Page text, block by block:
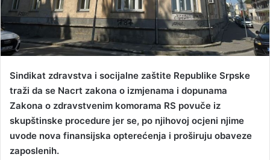
Sindikat zdravstva i socijalne zaštite Republike Srpske
traži da se Nacrt zakona o izmjenama i dopunama
Zakona o zdravstvenim komorama RS povuče iz
skupštinske procedure jer se, po njihovoj ocjeni njime
uvode nova finansijska opterećenja i proširuju obaveze
zaposlenih.